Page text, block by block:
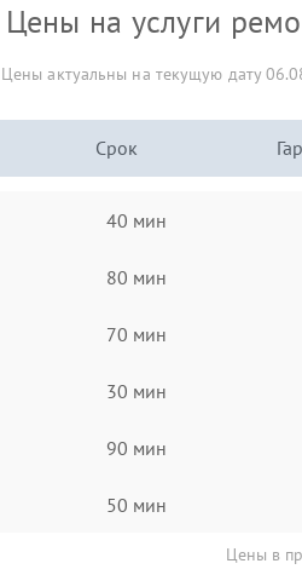
Цены на услуги
Цены актуальны на текущую дату
Срок
40 мин
80 мин
70 мин
30 мин
90 мин
50 мин
Цены в